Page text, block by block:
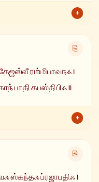
+
உலகங்களின்
⎘
ரஶ்மிபாவநஃ ।
பாதி கபஸ்திபிஃ ॥
+
வாழ்வளிப்பவர். தனது
⎘
ஸ்கந்தஃ ப்ரஜாபதிஃ ।